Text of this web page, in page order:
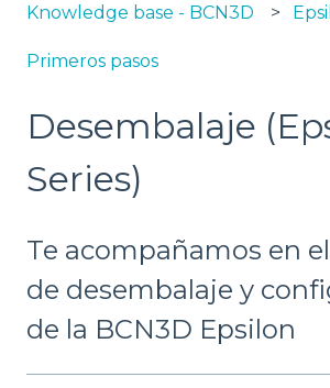
Knowledge base - BCN3D
Primeros pasos
Desembalaje
Series)
Te acompañamos en
de desembalaje y
de la BCN3D Epsilon